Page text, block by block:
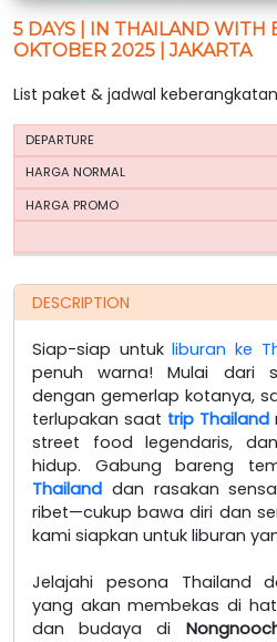
5 DAYS | IN THAILAND WITH
OKTOBER 2025 | JAKARTA
List paket & jadwal keberangkatan
PERIODE
HARGA
DESCRIPTION
Siap-siap untukliburan ke
penuh warna! Mulai dari
dengan gemerlap kotanya,
terlupakan saat trip Thailand
street food legendaris,
hidup. Gabung bareng
Thailand dan rasakan
ribet—cukup bawa diri dan
kami siapkan untuk liburan
Jelajahi pesona Thailand
yang akan membekas di
dan budaya di